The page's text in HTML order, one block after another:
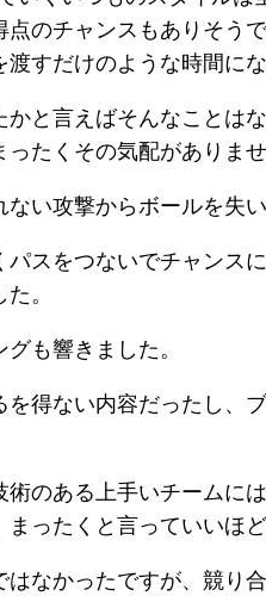
のチャンスもありそ
すだけのような時間に
と言えばそんなこと
たくその気配がありませ
い攻撃からボールを失
スをつないでチャンス
。
も響きました。
得ない内容だったし
のある上手いチーム
ったくと言っていいほ
なかったですが、競り